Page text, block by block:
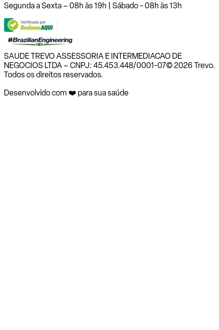
Segunda a Sexta – 08h às 19h | Sábado - 08h às 13h
SAUDE TREVO ASSESSORIA E INTERMEDIACAO DE
NEGOCIOS LTDA – CNPJ: 45.453.448/0001-07© 2026 Trevo.
Todos os direitos reservados.
Desenvolvido com ❤️ para sua saúde